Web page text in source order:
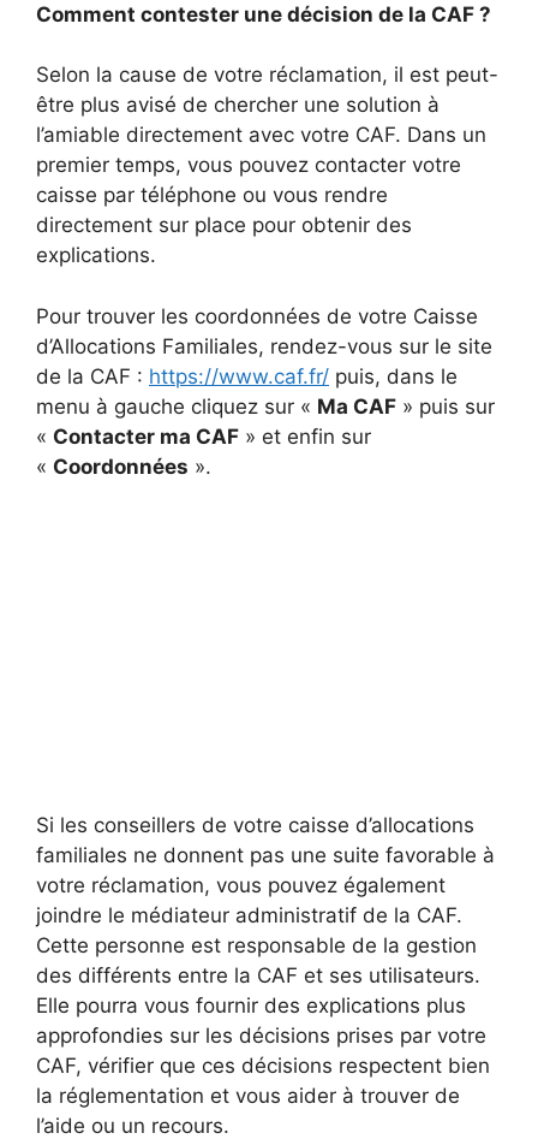
Comment contester une décision de la CAF ?
Selon la cause de votre réclamation, il est peut-
être plus avisé de chercher une solution à
l’amiable directement avec votre CAF. Dans un
premier temps, vous pouvez contacter votre
caisse par téléphone ou vous rendre
directement sur place pour obtenir des
explications.
Pour trouver les coordonnées de votre Caisse
d’Allocations Familiales, rendez-vous sur le site
de la CAF : https://www.caf.fr/ puis, dans le
menu à gauche cliquez sur « Ma CAF » puis sur
« Contacter ma CAF » et enfin sur
« Coordonnées ».
Si les conseillers de votre caisse d’allocations
familiales ne donnent pas une suite favorable à
votre réclamation, vous pouvez également
joindre le médiateur administratif de la CAF.
Cette personne est responsable de la gestion
des différents entre la CAF et ses utilisateurs.
Elle pourra vous fournir des explications plus
approfondies sur les décisions prises par votre
CAF, vérifier que ces décisions respectent bien
la réglementation et vous aider à trouver de
l’aide ou un recours.